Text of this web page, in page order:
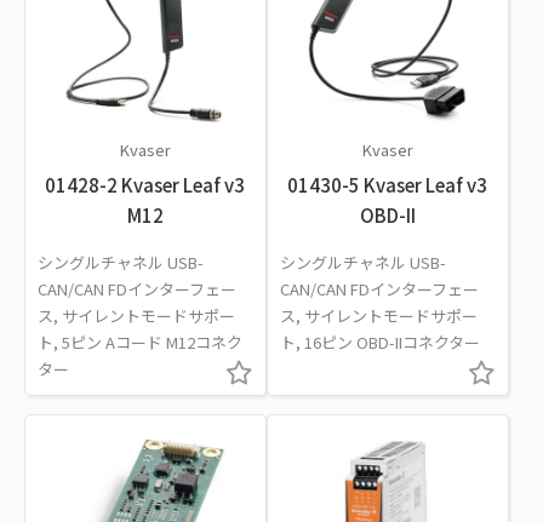
Kvaser
01428-2 Kvaser Leaf v3
M12
シングルチャネル USB-
CAN/CAN FDインターフェー
ス, サイレントモードサポー
ト, 5ピン Aコード M12コネク
ター
Kvaser
01430-5 Kvaser Leaf v3
OBD-II
シングルチャネル USB-
CAN/CAN FDインターフェー
ス, サイレントモードサポー
ト, 16ピン OBD-IIコネクター